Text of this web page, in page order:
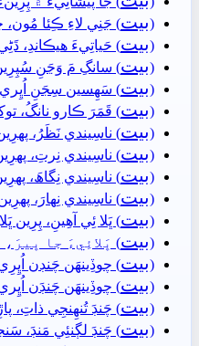
(بيت) جَنِي لاءِ ڪِئا
(بيت) حَياتِيءَ ھيڪاندِ،
(بيت) سانگِ مَ وَڃَنِ
(بيت) سَھِسين سِجَنِ
(بيت) قَمَرَ ڪارو نانگُ،
(بيت) ناسِيندي نَظَرُ،
(بيت) ناسِيندي نِرتِ،
(بيت) ناسِيندي نِگاھَ،
(بيت) ناسِيندي نِھارَ،
(بيت) ڀَلا ئِي آھِينِ، پِرِين
(بيت) ڀَلائِيءَ جا
(بيت) چوڏِينھَن چَنڊن
(بيت) چوڏِينھَن چَنڊَن
(بيت) چَنڊَ تُنھِنجِي ذاتِ،
(بيت) چَنڊَ لڳنئِي مَنڊَ،